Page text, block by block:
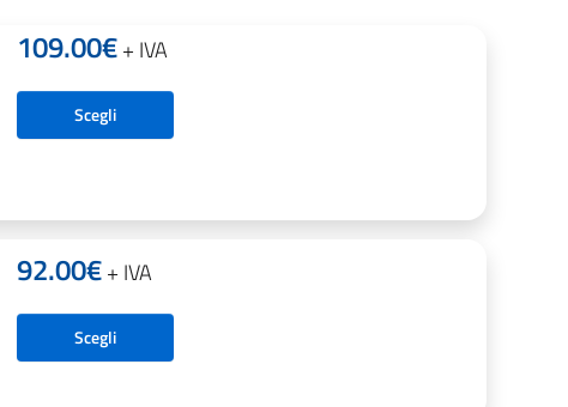
109.00€+ IVA
Scegli
92.00€+ IVA
Scegli